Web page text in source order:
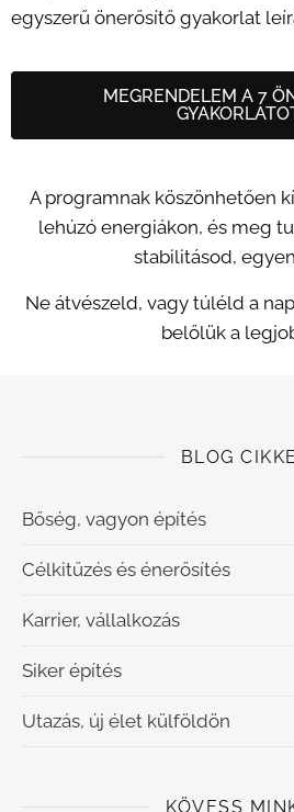
egyszerű önerősítő gyakorlat
MEGRENDELEM A 7
A programnak köszönhetően
lehúzó energiákon, és meg
stabilitásod,
Ne átvészeld, vagy túléld a
belőlük a
BLOG
Bőség, vagyon építés
Célkitűzés és énerősítés
Karrier, vállalkozás
Siker építés
Utazás, új élet külföldön
KÖVESS